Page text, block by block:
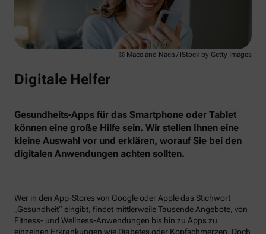
© Maca and Naca / iStock by Getty Images
Digitale Helfer
Gesundheits-Apps für das Smartphone oder Tablet
können eine große Hilfe sein. Wir stellen Ihnen eine
kleine Auswahl vor und erklären, worauf Sie bei den
digitalen Anwendungen achten sollten.
Wer in den App-Stores von Google oder Apple das Stichwort
„Gesundheit“ eingibt, findet mittlerweile Tausende Angebote, von
Fitness- und Wellness-Anwendungen bis hin zu Apps zu
einzelnen Erkrankungen wie Diabetes oder Kopfschmerzen. Doch